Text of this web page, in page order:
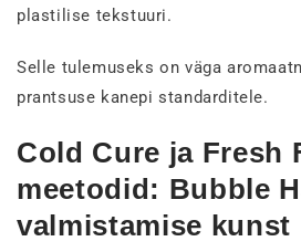
plastilise tekstuuri.
Selle tulemuseks on väga
prantsuse kanepi standarditele.
Cold Cure ja Fresh
meetodid: Bubble
valmistamise kunst